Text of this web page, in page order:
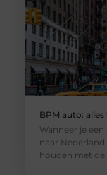
BPM auto:
Wanneer je
naar
houden met de